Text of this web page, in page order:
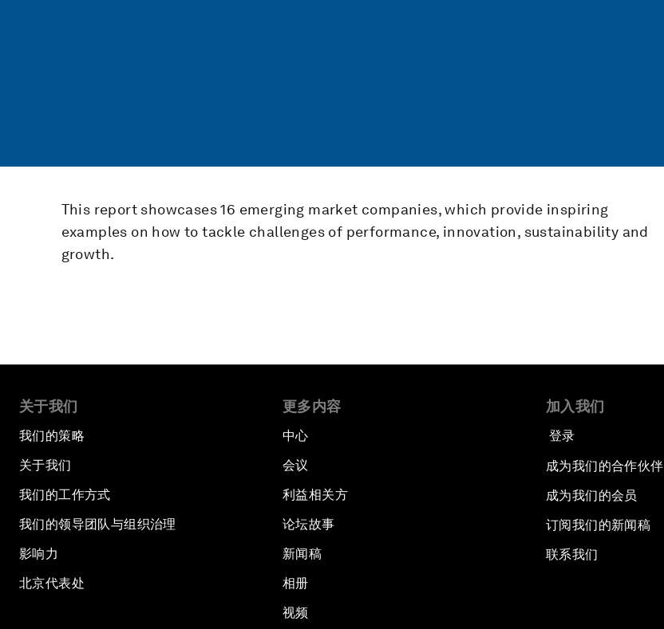
This report showcases 16 emerging market companies, which provide inspiring
examples on how to tackle challenges of performance, innovation, sustainability and
growth.
关于我们
我们的策略
关于我们
我们的工作方式
我们的领导团队与组织治理
影响力
北京代表处
更多内容
中心
会议
利益相关方
论坛故事
新闻稿
相册
视频
加入我们
登录
成为我们的合作伙伴
成为我们的会员
订阅我们的新闻稿
联系我们